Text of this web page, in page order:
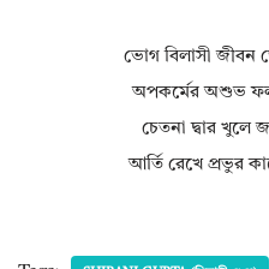
ভোগ বিলাসী জীবন
অপকর্মের অশুভ ফল
চেতনা দ্বার খুলে
আর্তি রেখে প্রভুর